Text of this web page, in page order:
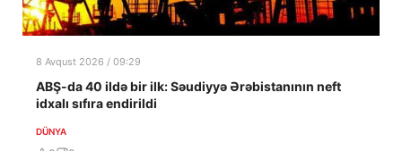
8 Avqust 2026 / 09:29
ABŞ-da 40 ildə bir ilk: Səudiyyə Ərəbistanının neft
idxalı sıfıra endirildi
DÜNYA